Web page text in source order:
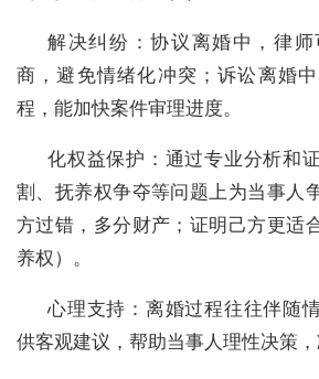
解决纠纷：协议离婚中，律
商，避免情绪化冲突；诉讼离婚
程，能加快案件审理进度。
化权益保护：通过专业分析和
割、抚养权争夺等问题上为当事人
方过错，多分财产；证明己方更适
养权）。
心理支持：离婚过程往往伴随
供客观建议，帮助当事人理性决策，